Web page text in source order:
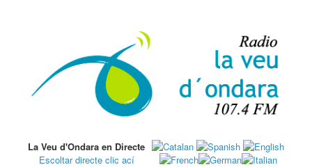
La Veu d'Ondara en Directe
Escoltar directe clic ací